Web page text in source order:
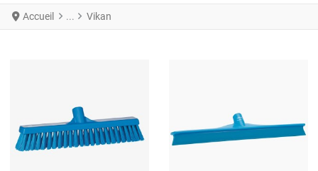
Accueil Vikan